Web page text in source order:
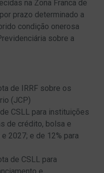
na Zona Franca de
prazo determinado a
condição onerosa
sobre a
de IRRF sobre os
(JCP)
CSLL para instituições
de crédito, bolsa e
2027; e de 12% para
de CSLL para
e